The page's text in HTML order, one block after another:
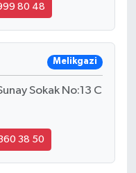
80 48
Melikgazi
Sokak No:13 C
38 50